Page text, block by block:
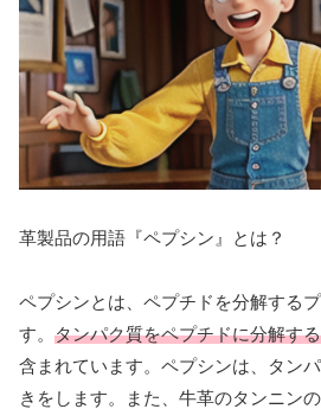
革製品の用語『ペプシン』とは？
ペプシンとは、ペプチドを分解する
す。 タンパク質をペプチドに分解す
含まれています。ペプシンは、タン
きをします。また、牛革のタンニン